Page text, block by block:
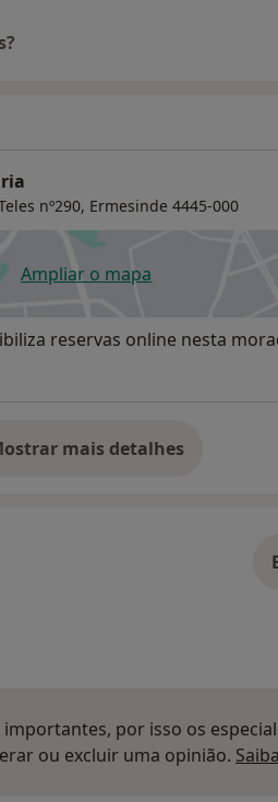
e Liderança”;
nº290, Ermesinde 4445-000
Ampliar o mapa
abre num novo
reservas online nesta
mais detalhes
sobre o endereço
por isso os
ou excluir uma opinião.